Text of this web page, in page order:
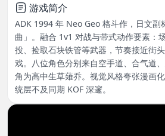
游戏简介
ADK 1994 年 Neo Geo 格斗作，日文副
曲」。融合 1v1 对战与带式动作要素：
投、捡取石块铁管等武器，节奏接近街
戏。八位角色分别来自空手道、合气道
角为高中生草薙乔。视觉风格夸张漫画
统层不及同期 KOF 深邃。